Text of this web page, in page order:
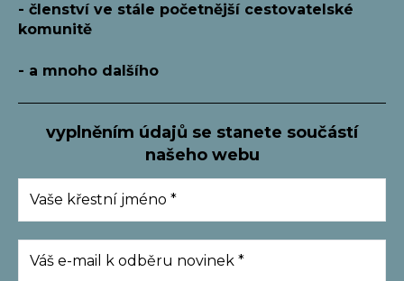
- členství ve stále početnější cestovatelské
komunitě
- a mnoho dalšího
vyplněním údajů se stanete součástí
našeho webu
tipy o cestování